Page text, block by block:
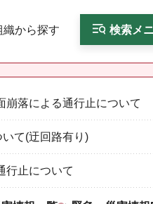
織から探す 検索メ
崩落による通行止について
て(迂回路有り)
行止について